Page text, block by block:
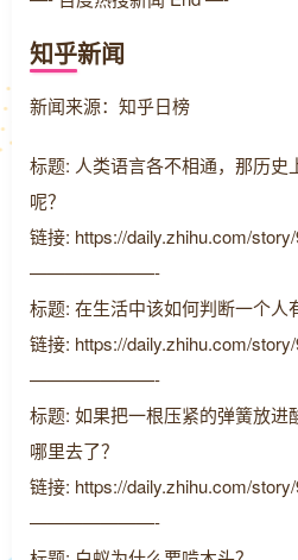
知乎新闻
新闻来源：知乎日榜
标题: 人类语言各不相通，那历史
呢？
链接: https://daily.zhihu.com/story/
———————-
标题: 在生活中该如何判断一个人
链接: https://daily.zhihu.com/
———————-
标题: 如果把一根压紧的弹簧放进
哪里去了？
链接: https://daily.zhihu.com/story/
———————-